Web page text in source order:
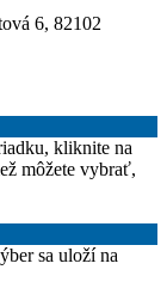
6, 82102
kliknite na
môžete vybrať,
sa uloží na